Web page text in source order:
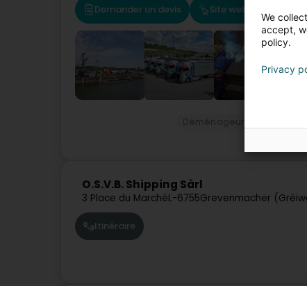
Demander un devis Site web
O.S.V.B. Shipping Sàrl
3 Place du MarchéL-6755Grevenmacher
Itinéraire
We
accept,
policy.
Privacy